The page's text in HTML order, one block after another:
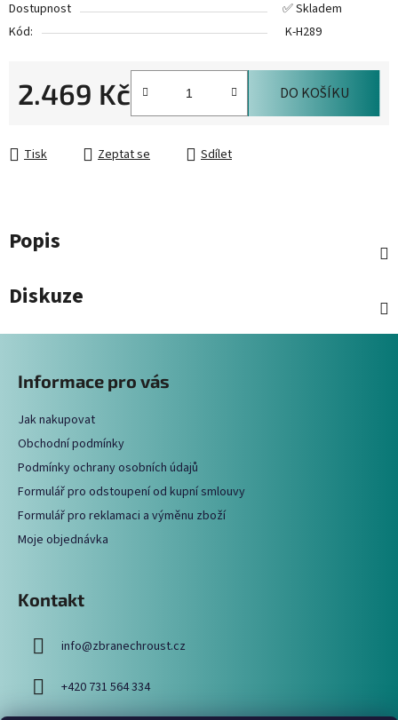
Dostupnost
✅ Skladem
Kód:
K-H289
2.469 Kč DO KOŠÍKU
Tisk Zeptat se Sdílet
Popis
Diskuze
Informace pro vás
Jak nakupovat
Obchodní podmínky
Podmínky ochrany osobních údajů
Formulář pro odstoupení od kupní smlouvy
Formulář pro reklamaci a výměnu zboží
Moje objednávka
Kontakt
info@zbranechroust.cz
+420 731 564 334